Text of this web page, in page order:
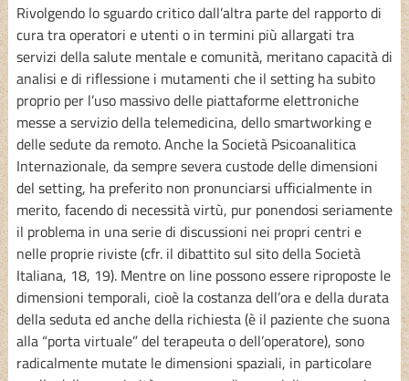
Rivolgendo lo sguardo critico dall’altra parte del rapporto di
cura tra operatori e utenti o in termini più allargati tra
servizi della salute mentale e comunità, meritano capacità di
analisi e di riflessione i mutamenti che il setting ha subito
proprio per l’uso massivo delle piattaforme elettroniche
messe a servizio della telemedicina, dello smartworking e
delle sedute da remoto. Anche la Società Psicoanalitica
Internazionale, da sempre severa custode delle dimensioni
del setting, ha preferito non pronunciarsi ufficialmente in
merito, facendo di necessità virtù, pur ponendosi seriamente
il problema in una serie di discussioni nei propri centri e
nelle proprie riviste (cfr. il dibattito sul sito della Società
Italiana, 18, 19). Mentre on line possono essere riproposte le
dimensioni temporali, cioè la costanza dell’ora e della durata
della seduta ed anche della richiesta (è il paziente che suona
alla “porta virtuale” del terapeuta o dell’operatore), sono
radicalmente mutate le dimensioni spaziali, in particolare